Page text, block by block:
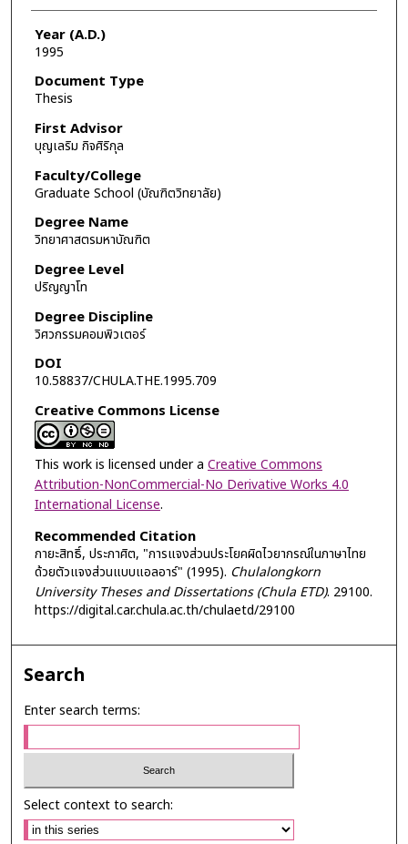
Year (A.D.)
1995
Document Type
Thesis
First Advisor
บุญเลริม กิจศิริกุล
Faculty/College
Graduate School (บัณฑิตวิทยาลัย)
Degree Name
วิทยาศาสตรมหาบัณฑิต
Degree Level
ปริญญาโท
Degree Discipline
วิศวกรรมคอมพิวเตอร์
DOI
10.58837/CHULA.THE.1995.709
Creative Commons License
This work is licensed under a Creative Commons
Attribution-NonCommercial-No Derivative Works 4.0
International License.
Recommended Citation
กายะสิทธิ์, ประกาศิต, "การแจงส่วนประโยคผิดไวยากรณ์ในภาษาไทย
ด้วยตัวแจงส่วนแบบแอลอาร์" (1995). Chulalongkorn
University Theses and Dissertations (Chula ETD). 29100.
https://digital.car.chula.ac.th/chulaetd/29100
Search
Enter search terms:
Select context to search: